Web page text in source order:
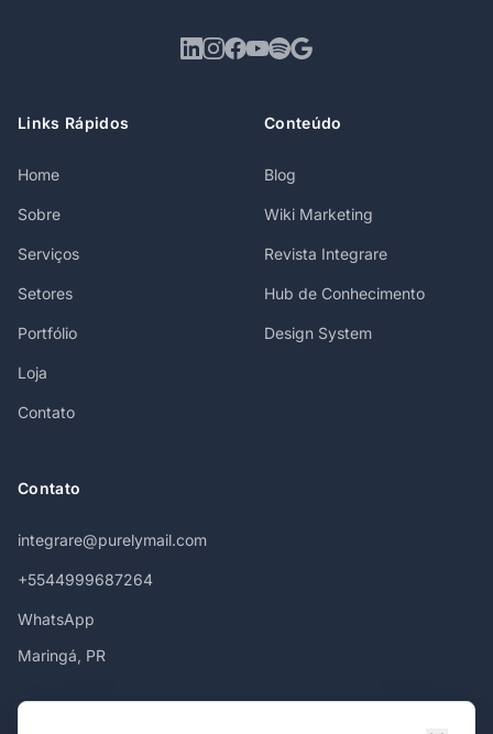
Links Rápidos
Home
Sobre
Serviços
Setores
Portfólio
Loja
Contato
Conteúdo
Blog
Wiki Marketing
Revista Integrare
Hub de Conhecimento
Design System
Contato
integrare@purelymail.com
+5544999687264
WhatsApp
Maringá, PR